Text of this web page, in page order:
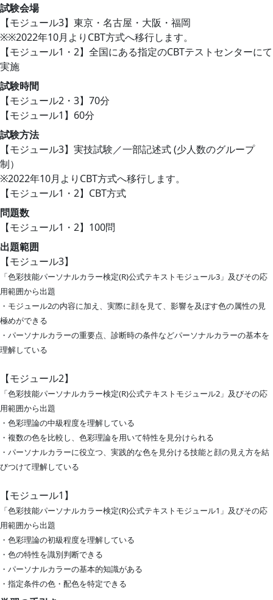
試験会場
【モジュール3】東京・名古屋・大阪・福岡
※※2022年10月よりCBT方式へ移行します。
【モジュール1・2】全国にある指定のCBTテストセンターにて
実施
試験時間
【モジュール2・3】70分
【モジュール1】60分
試験方法
【モジュール3】実技試験／一部記述式 (少人数のグループ
制）
※2022年10月よりCBT方式へ移行します。
【モジュール1・2】CBT方式
問題数
【モジュール1・2】100問
出題範囲
【モジュール3】
「色彩技能パーソナルカラー検定(R)公式テキストモジュール3」及びその応
用範囲から出題
・モジュール2の内容に加え、実際に顔を見て、影響を及ぼす色の属性の見
極めができる
・パーソナルカラーの重要点、診断時の条件などパーソナルカラーの基本を
理解している
【モジュール2】
「色彩技能パーソナルカラー検定(R)公式テキストモジュール2」及びその応
用範囲から出題
・色彩理論の中級程度を理解している
・複数の色を比較し、色彩理論を用いて特性を見分けられる
・パーソナルカラーに役立つ、実践的な色を見分ける技能と顔の見え方を結
びつけて理解している
【モジュール1】
「色彩技能パーソナルカラー検定(R)公式テキストモジュール1」及びその応
用範囲から出題
・色彩理論の初級程度を理解している
・色の特性を識別判断できる
・パーソナルカラーの基本的知識がある
・指定条件の色・配色を特定できる